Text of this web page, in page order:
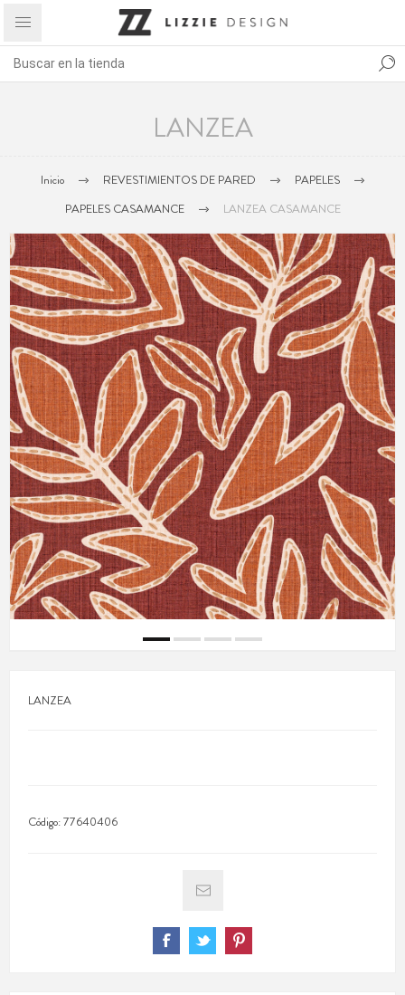
LANZEA
Inicio REVESTIMIENTOS DE PARED
PAPELES
PAPELES CASAMANCE
LANZEA CASAMANCE
LANZEA
Código:77640406